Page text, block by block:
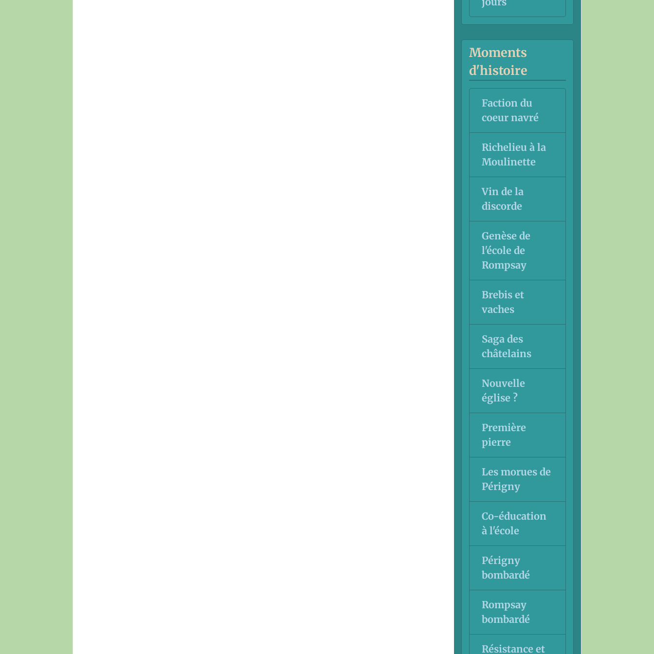
Moments
d'histoire
Faction du
coeur navré
Richelieu à la
Moulinette
Vin de la
discorde
Genèse de
l'école de
Rompsay
Brebis et
vaches
Saga des
châtelains
Nouvelle
église ?
Première
pierre
Les morues de
Périgny
Co-éducation
à l'école
Périgny
bombardé
Rompsay
bombardé
Résistance et